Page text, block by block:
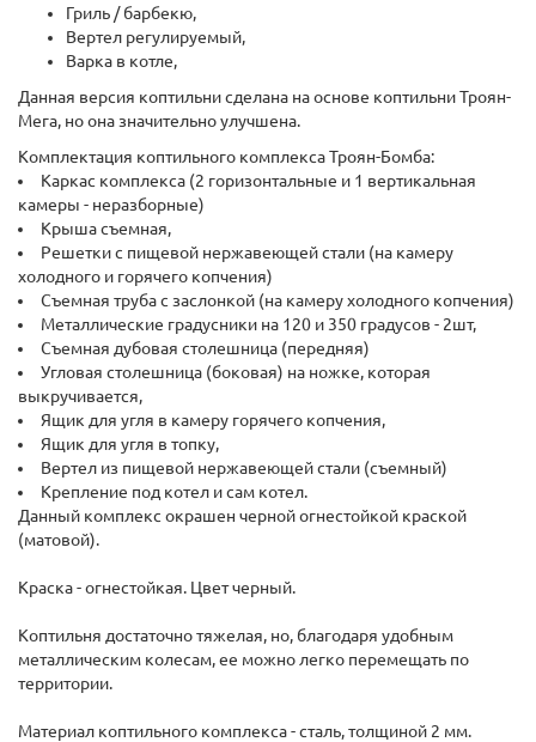
Гриль / барбекю,
Вертел регулируемый,
Варка в котле,
Данная версия коптильни сделана на основе коптильни Троян-
Мега, но она значительно улучшена.
Комплектация коптильного комплекса Троян-Бомба:
Каркас комплекса (2 горизонтальные и 1 вертикальная
камеры - неразборные)
Крыша съемная,
Решетки с пищевой нержавеющей стали (на камеру
холодного и горячего копчения)
Съемная труба с заслонкой (на камеру холодного копчения)
Металлические градусники на 120 и 350 градусов - 2шт,
Съемная дубовая столешница (передняя)
Угловая столешница (боковая) на ножке, которая
выкручивается,
Ящик для угля в камеру горячего копчения,
Ящик для угля в топку,
Вертел из пищевой нержавеющей стали (съемный)
Крепление под котел и сам котел.
Данный комплекс окрашен черной огнестойкой краской
(матовой).
Краска - огнестойкая. Цвет черный.
Коптильня достаточно тяжелая, но, благодаря удобным
металлическим колесам, ее можно легко перемещать по
территории.
Материал коптильного комплекса - сталь, толщиной 2 мм.